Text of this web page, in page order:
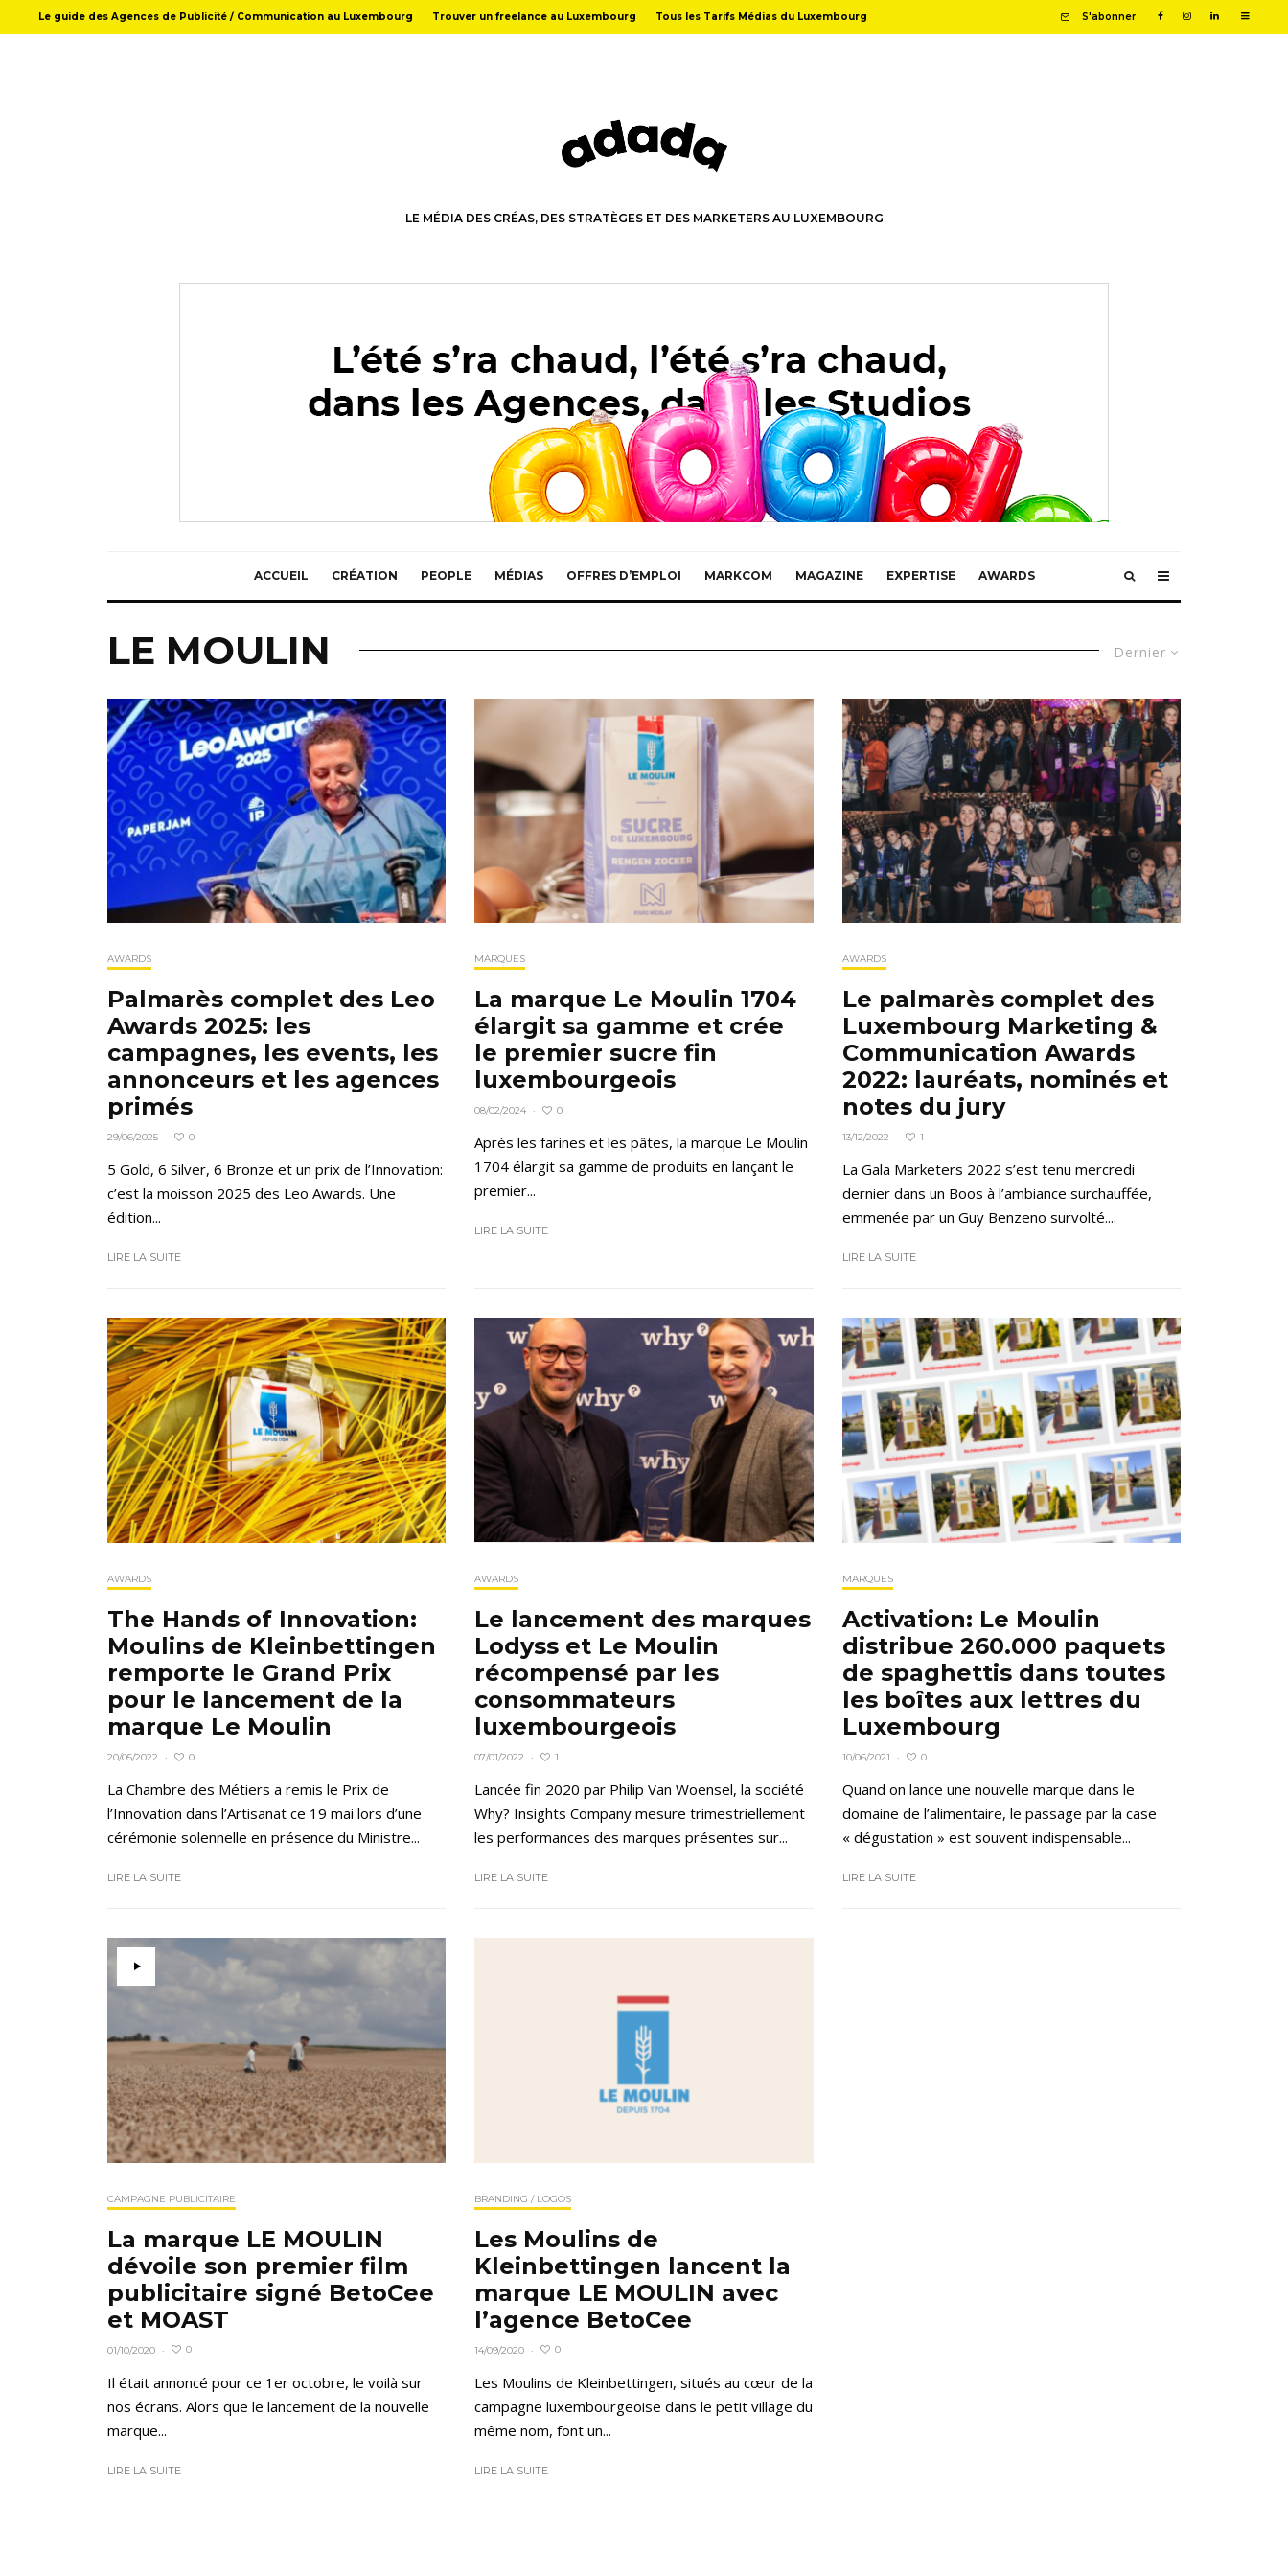
Le guide des Agences de Publicité / Communication au Luxembourg Trouver un freelance au Luxembourg Tous les Tarifs Médias du Luxembourg S'abonner
LE MÉDIA DES CRÉAS, DES STRATÈGES ET DES MARKETERS AU LUXEMBOURG
ACCUEIL CRÉATION PEOPLE MÉDIAS OFFRES D’EMPLOI MARKCOM MAGAZINE EXPERTISE AWARDS
Dernier
LE MOULIN
AWARDS
Palmarès complet des Leo
Awards 2025: les
campagnes, les events, les
annonceurs et les agences
primés
29/06/2025 · 0
5 Gold, 6 Silver, 6 Bronze et un prix de l’Innovation:
c’est la moisson 2025 des Leo Awards. Une
édition...
LIRE LA SUITE
MARQUES
La marque Le Moulin 1704
élargit sa gamme et crée
le premier sucre fin
luxembourgeois
08/02/2024 · 0
Après les farines et les pâtes, la marque Le Moulin
1704 élargit sa gamme de produits en lançant le
premier...
LIRE LA SUITE
AWARDS
Le palmarès complet des
Luxembourg Marketing &
Communication Awards
2022: lauréats, nominés et
notes du jury
13/12/2022 · 1
La Gala Marketers 2022 s’est tenu mercredi
dernier dans un Boos à l’ambiance surchauffée,
emmenée par un Guy Benzeno survolté....
LIRE LA SUITE
AWARDS
The Hands of Innovation:
Moulins de Kleinbettingen
remporte le Grand Prix
pour le lancement de la
marque Le Moulin
20/05/2022 · 0
La Chambre des Métiers a remis le Prix de
l’Innovation dans l’Artisanat ce 19 mai lors d’une
cérémonie solennelle en présence du Ministre...
LIRE LA SUITE
AWARDS
Le lancement des marques
Lodyss et Le Moulin
récompensé par les
consommateurs
luxembourgeois
07/01/2022 · 1
Lancée fin 2020 par Philip Van Woensel, la société
Why? Insights Company mesure trimestriellement
les performances des marques présentes sur...
LIRE LA SUITE
MARQUES
Activation: Le Moulin
distribue 260.000 paquets
de spaghettis dans toutes
les boîtes aux lettres du
Luxembourg
10/06/2021 · 0
Quand on lance une nouvelle marque dans le
domaine de l’alimentaire, le passage par la case
« dégustation » est souvent indispensable...
LIRE LA SUITE
CAMPAGNE PUBLICITAIRE
La marque LE MOULIN
dévoile son premier film
publicitaire signé BetoCee
et MOAST
01/10/2020 · 0
Il était annoncé pour ce 1er octobre, le voilà sur
nos écrans. Alors que le lancement de la nouvelle
marque...
LIRE LA SUITE
BRANDING / LOGOS
Les Moulins de
Kleinbettingen lancent la
marque LE MOULIN avec
l’agence BetoCee
14/09/2020 · 0
Les Moulins de Kleinbettingen, situés au cœur de la
campagne luxembourgeoise dans le petit village du
même nom, font un...
LIRE LA SUITE